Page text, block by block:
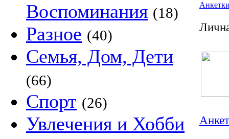
Воспоминания (18)
Разное (40)
Семья, Дом, Дети
(66)
Спорт (26)
Увлечения и Хобби